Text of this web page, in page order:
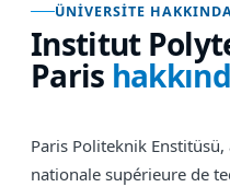
ÜNIVERSITE
Institut
Paris
Paris Politeknik Enstitüsü,
nationale supérieure de